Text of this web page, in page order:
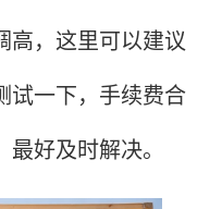
高，这里可以建议
试一下，手续费合
好及时解决。